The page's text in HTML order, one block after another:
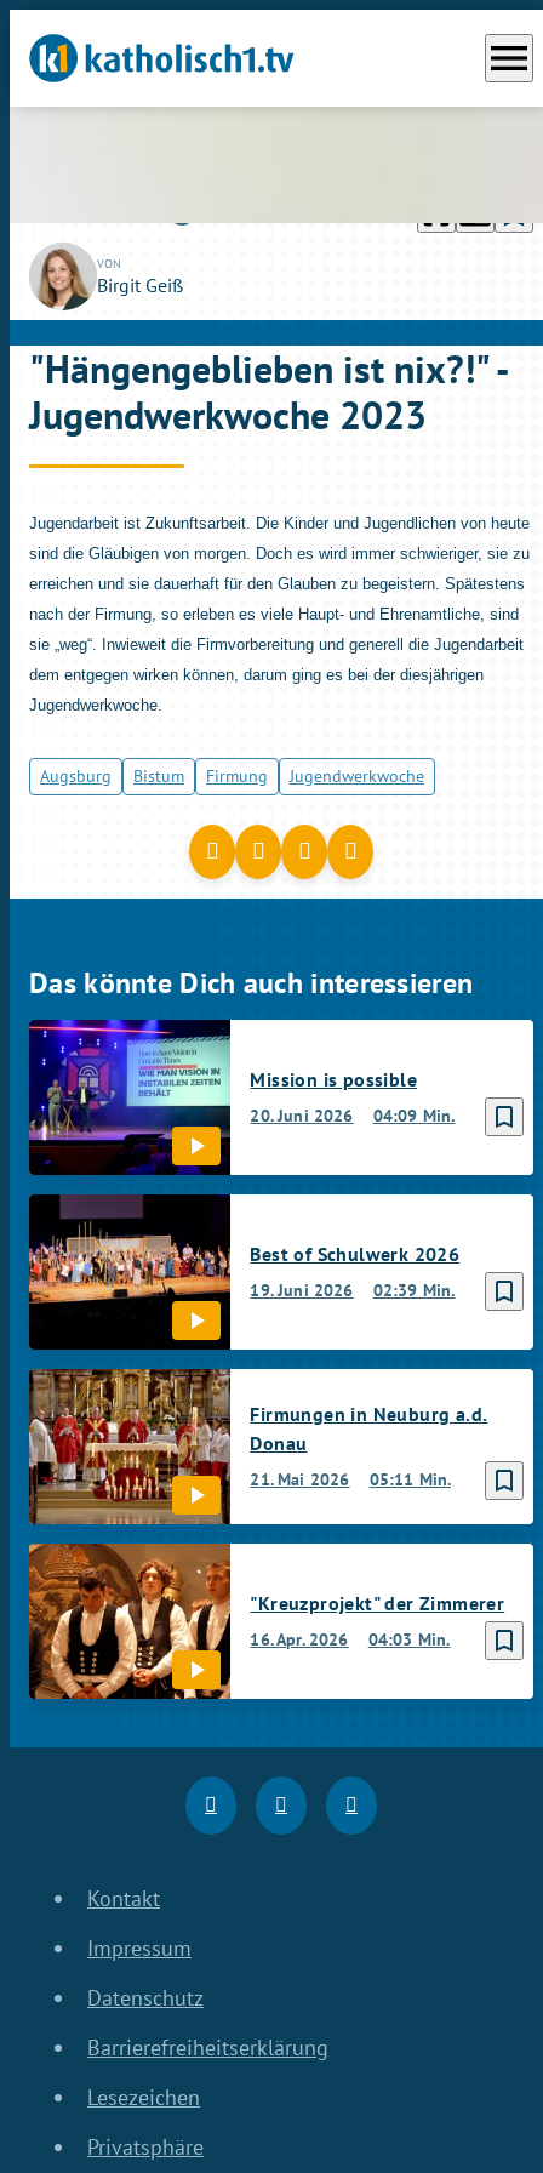
menu
VON
Birgit Geiß
"Hängengeblieben ist nix?!" -
Jugendwerkwoche 2023
Jugendarbeit ist Zukunftsarbeit. Die Kinder und Jugendlichen von heute
sind die Gläubigen von morgen. Doch es wird immer schwieriger, sie zu
erreichen und sie dauerhaft für den Glauben zu begeistern. Spätestens
nach der Firmung, so erleben es viele Haupt- und Ehrenamtliche, sind
sie „weg“. Inwieweit die Firmvorbereitung und generell die Jugendarbeit
dem entgegen wirken können, darum ging es bei der diesjährigen
Jugendwerkwoche.
Augsburg Bistum Firmung Jugendwerkwoche
Das könnte Dich auch interessieren
bookmark_border
20. Juni 2026 04:09 Min.
Mission is possible
bookmark_border
19. Juni 2026 02:39 Min.
Best of Schulwerk 2026
bookmark_border
21. Mai 2026 05:11 Min.
Firmungen in Neuburg a.d.
Donau
bookmark_border
16. Apr. 2026 04:03 Min.
"Kreuzprojekt" der Zimmerer
Kontakt
Impressum
Datenschutz
Barrierefreiheitserklärung
Lesezeichen
Privatsphäre